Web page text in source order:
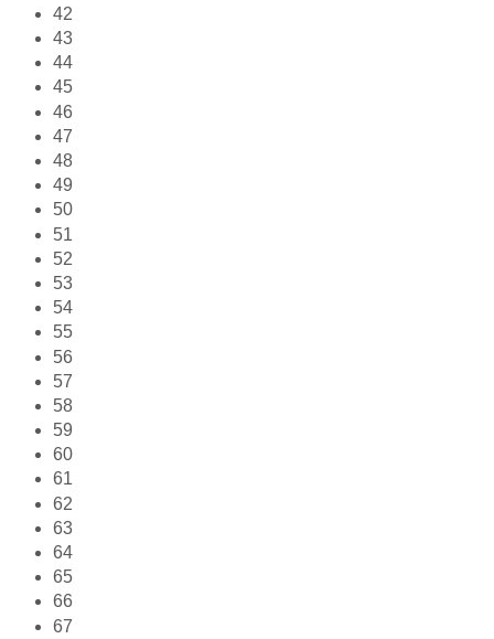
42
43
44
45
46
47
48
49
50
51
52
53
54
55
56
57
58
59
60
61
62
63
64
65
66
67